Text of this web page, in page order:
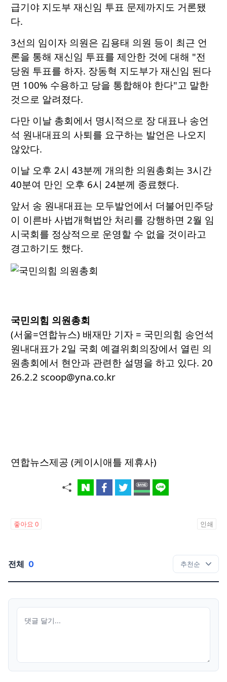
급기야 지도부 재신임 투표 문제까지도 거론됐
다.
3선의 임이자 의원은 김용태 의원 등이 최근 언
론을 통해 재신임 투표를 제안한 것에 대해 "전
당원 투표를 하자. 장동혁 지도부가 재신임 된다
면 100% 수용하고 당을 통합해야 한다"고 말한
것으로 알려졌다.
다만 이날 총회에서 명시적으로 장 대표나 송언
석 원내대표의 사퇴를 요구하는 발언은 나오지
않았다.
이날 오후 2시 43분께 개의한 의원총회는 3시간
40분여 만인 오후 6시 24분께 종료했다.
앞서 송 원내대표는 모두발언에서 더불어민주당
이 이른바 사법개혁법안 처리를 강행하면 2월 임
시국회를 정상적으로 운영할 수 없을 것이라고
경고하기도 했다.
국민의힘 의원총회
(서울=연합뉴스) 배재만 기자 = 국민의힘 송언석
원내대표가 2일 국회 예결위회의장에서 열린 의
원총회에서 현안과 관련한 설명을 하고 있다. 20
26.2.2 scoop@yna.co.kr
연합뉴스제공 (케이시애틀 제휴사)
좋아요 0 인쇄
전체 0